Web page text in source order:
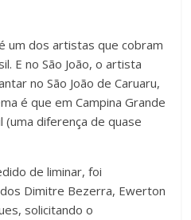
um dos artistas que cobram
E no São João, o artista
no São João de Caruaru,
é que em Campina Grande
diferença de quase
de liminar, foi
Dimitre Bezerra, Ewerton
solicitando o